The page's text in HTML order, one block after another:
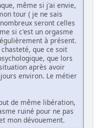
même si j'ai envie,
tour ( je ne sais
seront celles
si c'est un orgasme
à présent.
que ce soit
que lors
après avoir
environ. Le métier
de même libération,
ruiné pour ne pas
mon dévouement.